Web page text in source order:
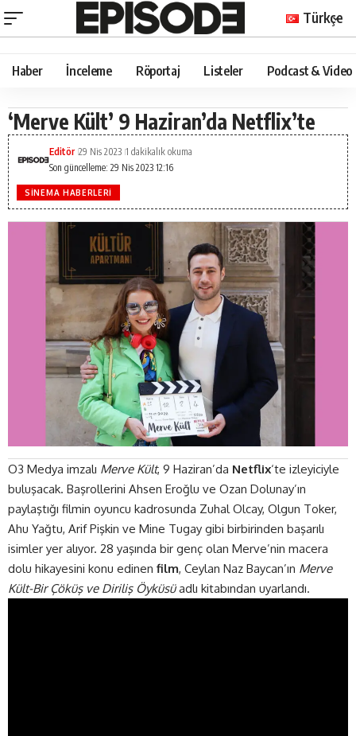
Türkçe
Haber İnceleme Röportaj Listeler Podcast & Video
‘Merve Kült’ 9 Haziran’da Netflix’te
Son güncelleme: 29 Nis 2023 12:16
Editör 29 Nis 2023 1 dakikalık okuma
SINEMA HABERLERI
O3 Medya imzalı Merve Kült, 9 Haziran’da Netflix‘te izleyiciyle
buluşacak. Başrollerini Ahsen Eroğlu ve Ozan Dolunay’ın
paylaştığı filmin oyuncu kadrosunda Zuhal Olcay, Olgun Toker,
Ahu Yağtu, Arif Pişkin ve Mine Tugay gibi birbirinden başarılı
isimler yer alıyor. 28 yaşında bir genç olan Merve’nin macera
dolu hikayesini konu edinen film, Ceylan Naz Baycan’ın Merve
Kült-Bir Çöküş ve Diriliş Öyküsüadlı kitabından uyarlandı.